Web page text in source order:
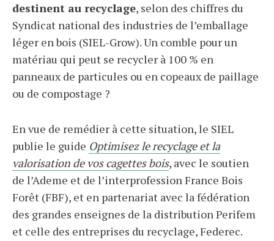
destinent au recyclage, selon des chiffres du
Syndicat national des industries de l’emballage
léger en bois (SIEL-Grow). Un comble pour un
matériau qui peut se recycler à 100 % en
panneaux de particules ou en copeaux de paillage
ou de compostage ?
En vue de remédier à cette situation, le SIEL
publie le guide Optimisez le recyclage et la
valorisation de vos cagettes bois, avec le soutien
de l’Ademe et de l’interprofession France Bois
Forêt (FBF), et en partenariat avec la fédération
des grandes enseignes de la distribution Perifem
et celle des entreprises du recyclage, Federec.